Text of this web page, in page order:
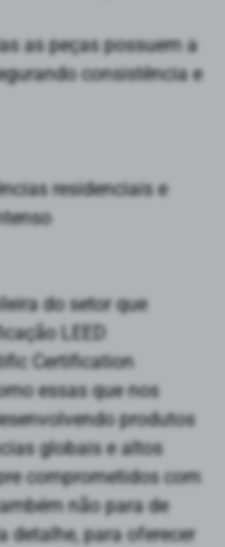
as peças possuem a
consistência e
residenciais e
do setor que
LEED
Certification
essas que nos
produtos
globais e altos
comprometidos com
não para de
detalhe, para oferecer